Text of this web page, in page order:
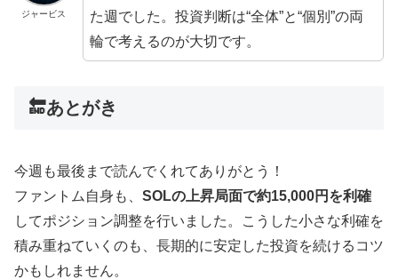
ジャービス
た週でした。投資判断は“全体”と“個別”の両
輪で考えるのが大切です。
🔚あとがき
今週も最後まで読んでくれてありがとう！
ファントム自身も、 SOLの上昇局面で約15,000円を利確
してポジション調整を行いました。こうした小さな利確を
積み重ねていくのも、長期的に安定した投資を続けるコツ
かもしれません。